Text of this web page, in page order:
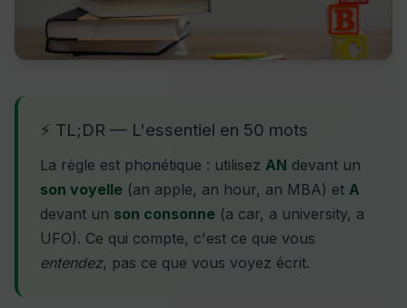
⚡ TL;DR — L'essentiel en 50 mots
La règle est phonétique : utilisez AN devant un
son voyelle (an apple, an hour, an MBA) et A
devant un son consonne (a car, a university, a
UFO). Ce qui compte, c'est ce que vous
entendez, pas ce que vous voyez écrit.